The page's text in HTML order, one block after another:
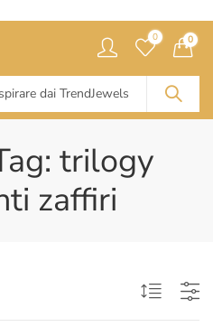
0 0
trilogy
zaffiri